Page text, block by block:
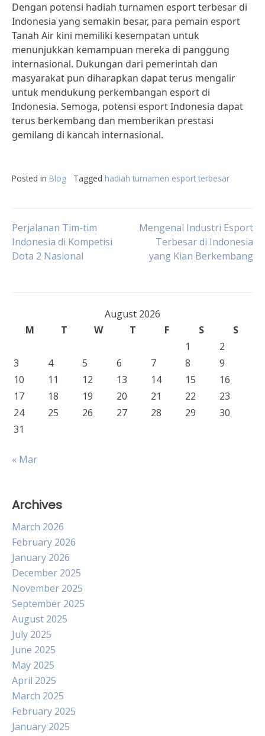
Dengan potensi hadiah turnamen esport terbesar di
Indonesia yang semakin besar, para pemain esport
Tanah Air kini memiliki kesempatan untuk
menunjukkan kemampuan mereka di panggung
internasional. Dukungan dari pemerintah dan
masyarakat pun diharapkan dapat terus mengalir
untuk mendukung perkembangan esport di
Indonesia. Semoga, potensi esport Indonesia dapat
terus berkembang dan memberikan prestasi
gemilang di kancah internasional.
Posted in Blog Tagged hadiah turnamen esport terbesar
Post
navigation
Perjalanan Tim-tim
Indonesia di Kompetisi
Dota 2 Nasional
Mengenal Industri Esport
Terbesar di Indonesia
yang Kian Berkembang
August 2026
M
T W T F S
S
1
2
3
4 5 6 7 8
9
10
11 12 13 14 15
16
17
18 19 20 21 22
23
24
25 26 27 28 29
30
31
« Mar
Archives
March 2026
February 2026
January 2026
December 2025
November 2025
September 2025
August 2025
July 2025
June 2025
May 2025
April 2025
March 2025
February 2025
January 2025